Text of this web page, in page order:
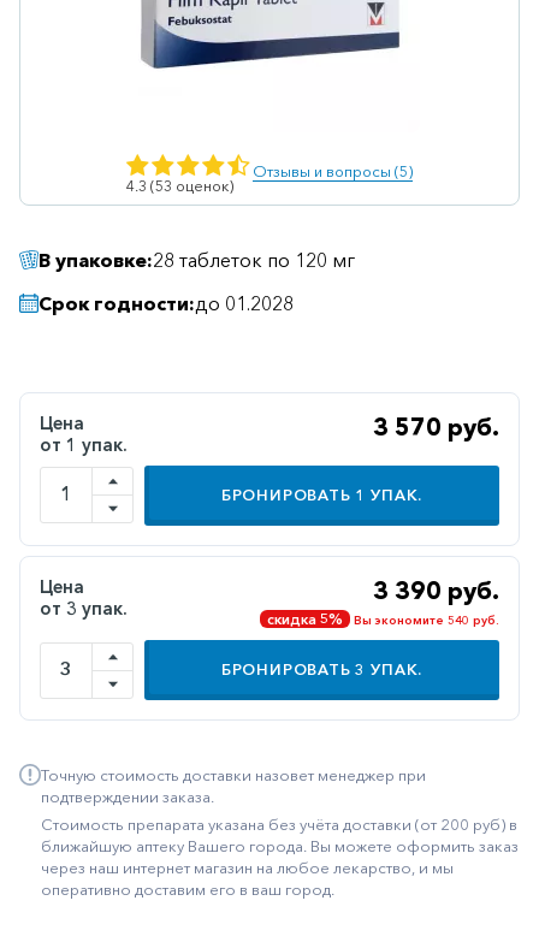
Ветеринарные
Витаминные
Гепатопротекторы
Диабетические
Желудочно-
кишечные
Иммунодепрессанты
Климактерические
Метаболизм
Минеральный
обмен
средства
Неврологические
Остеопороз
4.3 (53 оценок)
Отзывы и вопросы (5)
В упаковке:28 таблеток по 120 мг
Срок годности:до 01.2028
Цена
от 1 упак.
3 570 руб.
БРОНИРОВАТЬ 1 УПАК.
Цена
от 3 упак.
3 390 руб.
скидка 5% Вы экономите 540 руб.
БРОНИРОВАТЬ3 УПАК.
Точную стоимость доставки назовет менеджер при
подтверждении заказа.
Стоимость препарата указана без учёта доставки (от 200 руб) в
ближайшую аптеку Вашего города. Вы можете оформить заказ
через наш интернет магазин на любое лекарство, и мы
оперативно доставим его в ваш город.